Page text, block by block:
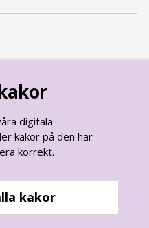
officiella webbplats.
digitala
kakor på den här
korrekt.
kakor